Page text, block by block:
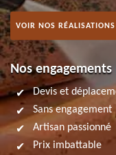
VOIR NOS RÉALISATIONS
Nos engagements
Devis et
Sans engagement
Artisan passionné
Prix imbattable